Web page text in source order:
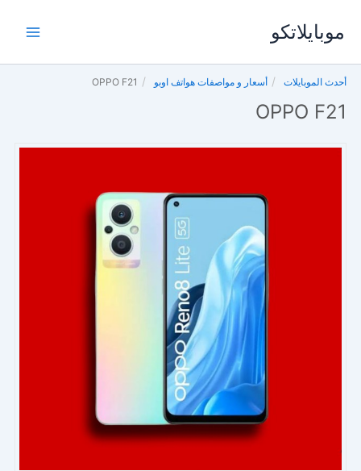
المحتوى
موبايلاتكو
أحدث الموبايلات أسعار و مواصفات هواتف اوبو OPPO F21
OPPO F21